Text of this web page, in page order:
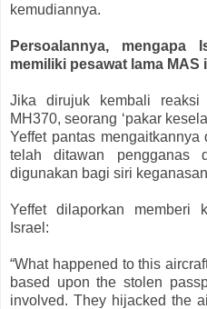
kemudiannya.
Persoalannya, mengapa
memiliki pesawat lama MAS
Jika dirujuk kembali reaksi
MH370, seorang ‘pakar
Yeffet pantas
telah ditawan
digunakan bagi siri
Yeffet dilaporkan memberi
Israel:
“What happened to this
based upon the stolen
involved. They hijacked the